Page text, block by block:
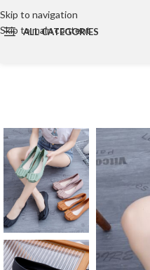
Skip to navigation
Skip to main content
ALL CATEGORIES
Cosmetic bag
Tote Bag
Canvas bag
Wallet
Travel Bag
Hand bag